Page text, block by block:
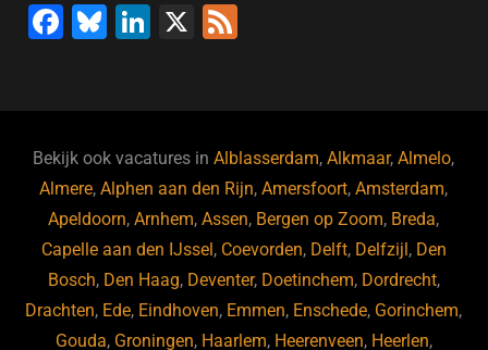
F
b
o
o
k
Bl
ky
Li
dI
n
X
Bekijk ook vacatures inAlblasserdam,Alkmaar,Almelo,
Almere,Alphen aan den Rijn,Amersfoort,Amsterdam,
Apeldoorn,Arnhem,Assen, Bergen op Zoom, Breda,
Capelle aan den IJssel, Coevorden, Delft, Delfzijl, Den
Bosch, Den Haag, Deventer, Doetinchem, Dordrecht,
Drachten, Ede, Eindhoven, Emmen, Enschede, Gorinchem,
Gouda, Groningen, Haarlem, Heerenveen, Heerlen,